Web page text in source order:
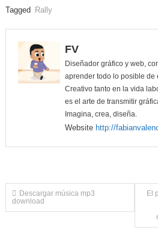
Tagged Rally
FV
Diseñador gráfico y web,
aprender todo lo posible de
Creativo tanto en la vida
es el arte de transmitir
Imagina, crea, diseña.
Website http://
Navegación
Descargar música mp3
download
El